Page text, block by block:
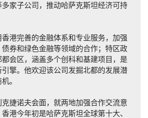
家子公司，推动哈萨克斯坦经济可持
港完善的金融体系和专业服务，加强
券和绿色金融等领域的合作；特区政
会区，涵盖多个创科和基建项目，是
擎。他欢迎该公司发掘北都的发展潜
。
捷诺夫会面，就两地加强合作交流意
港今年初是哈萨克斯坦全球第十大、